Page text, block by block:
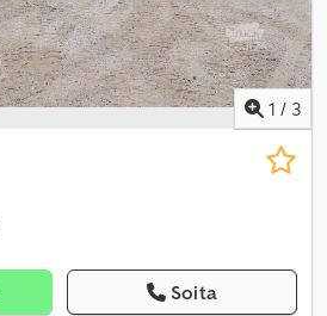
1 / 3
Soita